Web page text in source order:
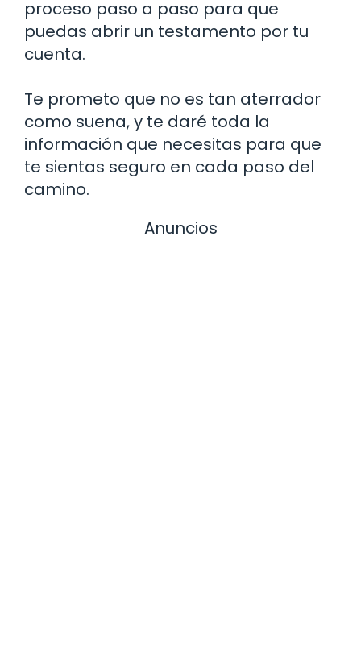
proceso paso a paso para que
puedas abrir un testamento por tu
cuenta.
Te prometo que no es tan aterrador
como suena, y te daré toda la
información que necesitas para que
te sientas seguro en cada paso del
camino.
Anuncios